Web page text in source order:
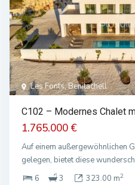
Les Fonts, Benitachell
C102 – Modernes Chalet
1.765.000 €
Auf einem außergewöhnlichen
gelegen, bietet diese
6
3 323.00 m2